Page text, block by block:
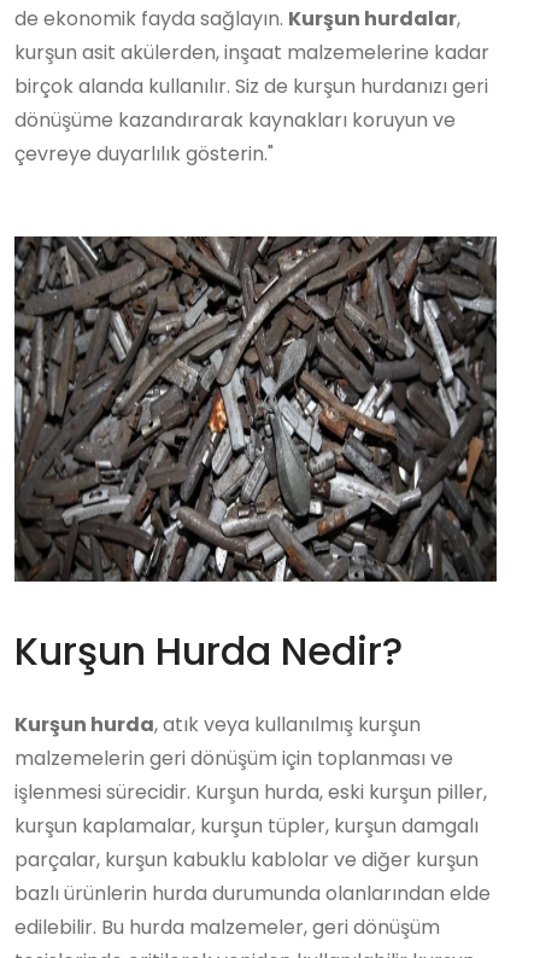
de ekonomik fayda sağlayın. Kurşun hurdalar,
kurşun asit akülerden, inşaat malzemelerine kadar
birçok alanda kullanılır. Siz de kurşun hurdanızı geri
dönüşüme kazandırarak kaynakları koruyun ve
çevreye duyarlılık gösterin."
Kurşun Hurda Nedir?
Kurşun hurda, atık veya kullanılmış kurşun
malzemelerin geri dönüşüm için toplanması ve
işlenmesi sürecidir. Kurşun hurda, eski kurşun piller,
kurşun kaplamalar, kurşun tüpler, kurşun damgalı
parçalar, kurşun kabuklu kablolar ve diğer kurşun
bazlı ürünlerin hurda durumunda olanlarından elde
edilebilir. Bu hurda malzemeler, geri dönüşüm